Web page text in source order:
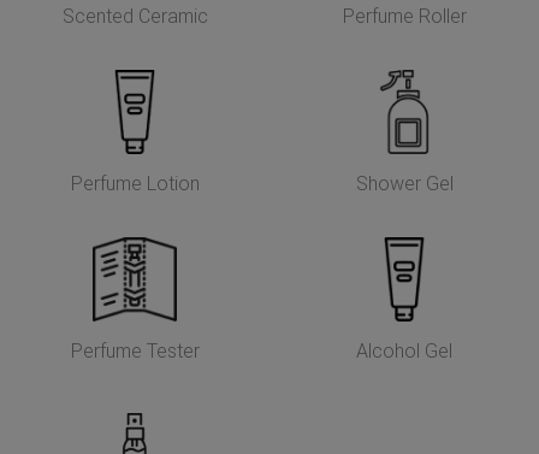
Scented Ceramic Perfume Roller
Perfume Lotion Shower Gel
Perfume Tester Alcohol Gel